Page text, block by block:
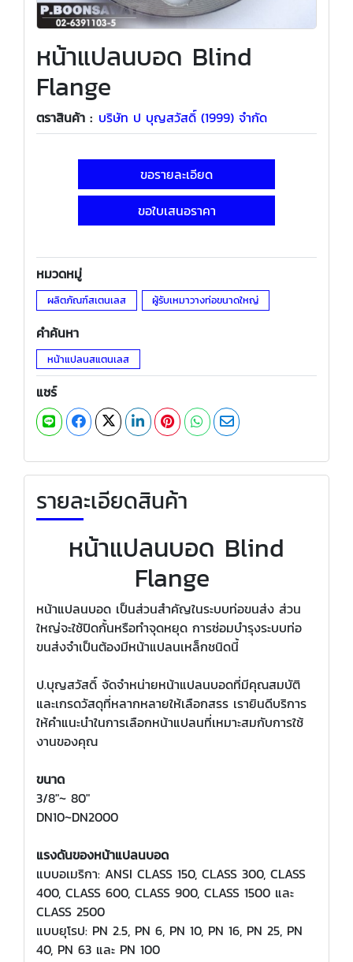
หน้าแปลนบอด Blind
Flange
ตราสินค้า : บริษัท ป บุญสวัสดิ์ (1999) จำกัด
ขอรายละเอียด
ขอใบเสนอราคา
หมวดหมู่
ผลิตภัณฑ์สเตนเลส ผู้รับเหมาวางท่อขนาดใหญ่
คำค้นหา
หน้าแปลนสแตนเลส
แชร์
รายละเอียดสินค้า
หน้าแปลนบอด Blind
Flange
หน้าแปลนบอด เป็นส่วนสำคัญในระบบท่อขนส่ง ส่วน
ใหญ่จะใช้ปิดกั้นหรือทำจุดหยุด การซ่อมบำรุงระบบท่อ
ขนส่งจำเป็นต้องมีหน้าแปลนเหล็กชนิดนี้
ป.บุญสวัสดิ์ จัดจำหน่ายหน้าแปลนบอดที่มีคุณสมบัติ
และเกรดวัสดุที่หลากหลายให้เลือกสรร เรายินดีบริการ
ให้คำแนะนำในการเลือกหน้าแปลนที่เหมาะสมกับการใช้
งานของคุณ
ขนาด
3/8"~ 80"
DN10~DN2000
แรงดันของหน้าแปลนบอด
แบบอเมริกา: ANSI CLASS 150, CLASS 300, CLASS
400, CLASS 600, CLASS 900, CLASS 1500 และ
CLASS 2500
แบบยุโรป: PN 2.5, PN 6, PN 10, PN 16, PN 25, PN
40, PN 63 และ PN 100